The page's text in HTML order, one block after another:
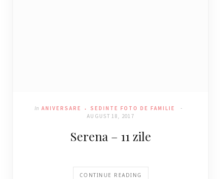
In ANIVERSARE
SEDINTE FOTO DE FAMILIE
AUGUST 18, 2017
Serena – 11 zile
CONTINUE READING